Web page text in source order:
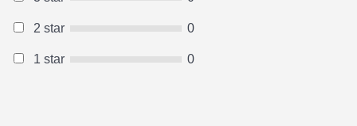
2 star 0
1 star 0